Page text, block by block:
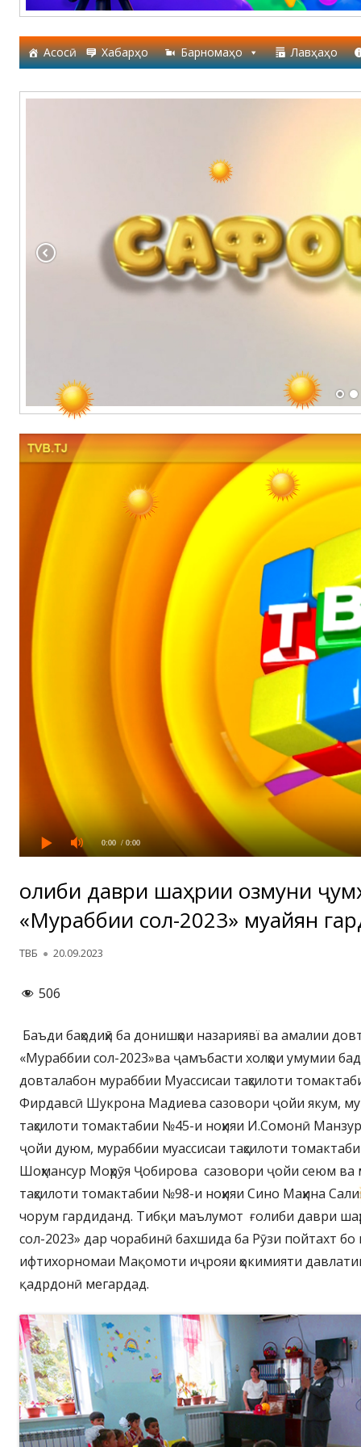
Асосӣ Хабарҳо Барномаҳо Лавҳаҳо
0:00 / 0:00
Ғолиби даври шаҳрии озмуни
«Мураббии сол-2023» муайян
Автор
ТВБ Опубликовано
20.09.2023
506
Баъди баҳодиҳӣ ба донишҳои назариявї ва амалии
«Мураббии сол-2023»ва ҷамъбасти холҳои умумии
довталабон мураббии Муассисаи таҳсилоти
Фирдавсӣ Шукрона Мадиева сазовори ҷойи якум,
таҳсилоти томактабии №45-и ноҳияи И.Сомонӣ
ҷойи дуюм, мураббии муассисаи таҳсилоти
Шоҳмансур Моҳрӯя Ҷобирова сазовори ҷойи сеюм ва
таҳсилоти томактабии №98-и ноҳияи Сино Маҳина
чорум гардиданд. Тибқи маълумот ғолиби даври
сол-2023» дар чорабинӣ бахшида ба Рӯзи пойтахт
ифтихорномаи Мақомоти иҷрояи ҳокимияти
қадрдонӣ мегардад.